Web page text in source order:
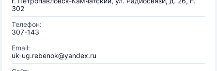
302
Телефон:
307-143
Email:
uk-ug.rebenok@yandex.ru